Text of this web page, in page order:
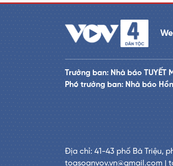
Trưởng ban: Nhà báo TUYẾT
Phó trưởng ban: Nhà báo
Địa chỉ: 41-43 phố Bà Triệu,
toasoanvov.vn@gmail.com |